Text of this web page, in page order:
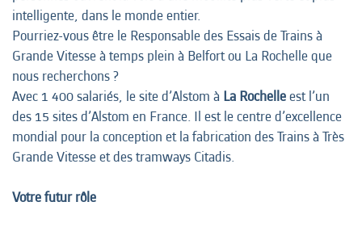
intelligente, dans le monde entier.
Pourriez-vous être le Responsable des Essais de Trains à
Grande Vitesse à temps plein à Belfort ou La Rochelle que
nous recherchons ?
Avec 1 400 salariés, le site d’Alstom à La Rochelleest l’un
des 15 sites d’Alstom en France. Il est le centre d’excellence
mondial pour la conception et la fabrication des Trains à Très
Grande Vitesse et des tramways Citadis.
Votre futur rôle